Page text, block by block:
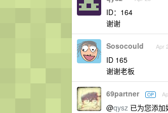
ID：164
谢谢
Sosocould Apr
ID 165
谢谢老板
69partner OP
@qysz 已为您添